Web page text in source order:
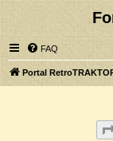
FAQ
Portal